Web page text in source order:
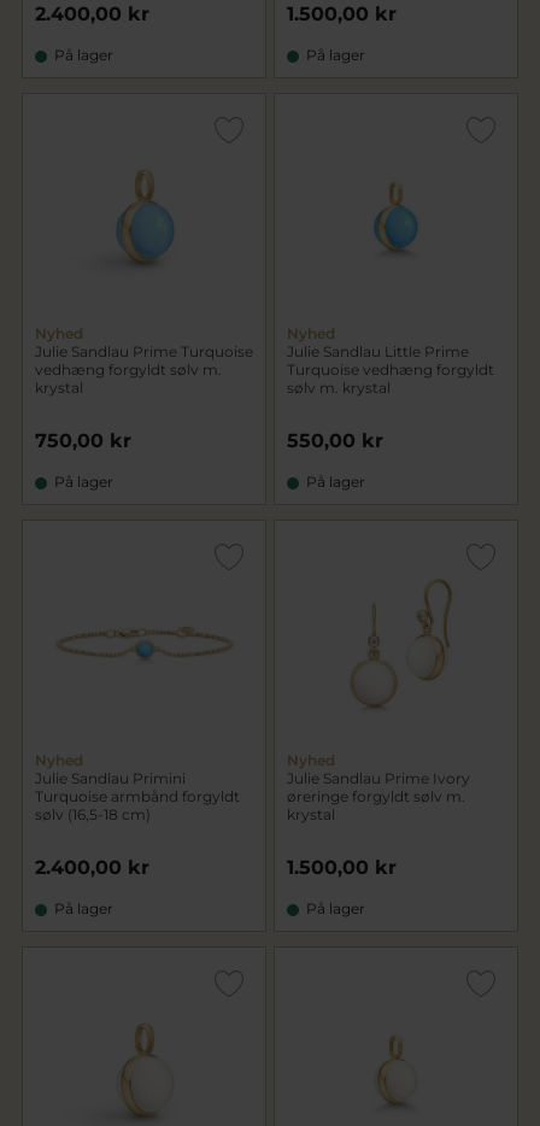
2.400,00 kr
På lager
1.500,00 kr
På lager
Nyhed
Julie Sandlau Prime Turquoise
vedhæng forgyldt sølv m.
krystal
750,00 kr
På lager
Nyhed
Julie Sandlau Little Prime
Turquoise vedhæng forgyldt
sølv m. krystal
550,00 kr
På lager
Nyhed
Julie Sandlau Primini
Turquoise armbånd forgyldt
sølv (16,5-18 cm)
2.400,00 kr
På lager
Nyhed
Julie Sandlau Prime Ivory
øreringe forgyldt sølv m.
krystal
1.500,00 kr
På lager